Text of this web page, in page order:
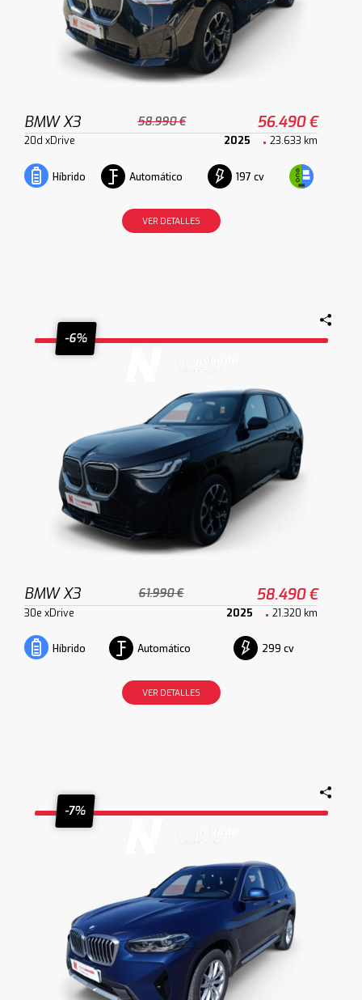
BMW X3 58.990 € 56.490 €
20d xDrive 2025 23.633 km
Híbrido Automático 197 cv
VER DETALLES
-6%
BMW X3 61.990 € 58.490 €
30e xDrive 2025 21.320 km
Híbrido Automático 299 cv
VER DETALLES
-7%